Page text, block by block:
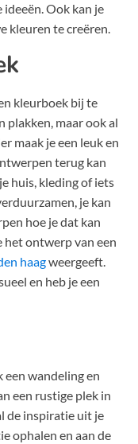
Ook kan je
kleuren te creëren.
kleurboek bij te
plakken, maar ook al
maak je een leuk en
terug kan
huis, kleding of iets
je kan
hoe je dat kan
het ontwerp van een
haagweergeeft.
en heb je een
een wandeling en
een rustige plek in
de inspiratie uit je
ophalen en aan de